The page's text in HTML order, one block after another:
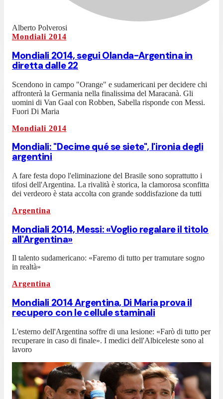
Alberto Polverosi
Mondiali 2014
Mondiali 2014, segui Olanda-Argentina in
diretta dalle 22
Scendono in campo "Orange" e sudamericani per decidere chi
affronterà la Germania nella finalissima del Maracanà. Gli
uomini di Van Gaal con Robben, Sabella risponde con Messi.
Fuori Di Maria
Mondiali 2014
Mondiali: "Decime qué se siete", l'ironia degli
argentini
A fare festa dopo l'eliminazione del Brasile sono soprattutto i
tifosi dell'Argentina. La rivalità è storica, la clamorosa sconfitta
dei verdeoro è stata accolta con grande soddisfazione da tutti
Argentina
Mondiali 2014, Messi: «Voglio regalare il titolo
all'Argentina»
Il talento sudamericano: «Faremo di tutto per tramutare sogno
in realtà»
Argentina
Mondiali 2014 Argentina, Di Maria prova il
recupero con le cellule staminali
L'esterno dell'Argentina soffre di una lesione: «Farò di tutto per
recuperare in caso di finale». I medici dell'Albiceleste sono al
lavoro